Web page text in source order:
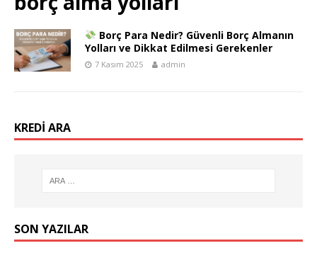
Borç Para Nedir? Güvenli Borç Almanın
Yolları ve Dikkat Edilmesi Gerekenler
7 Kasım 2025 admin
KREDI ARA
SON YAZILAR